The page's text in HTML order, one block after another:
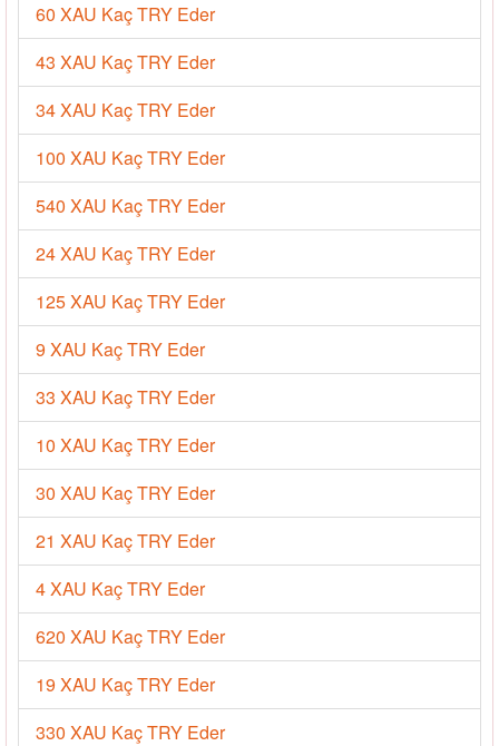
60 XAU Kaç TRY Eder
43 XAU Kaç TRY Eder
34 XAU Kaç TRY Eder
100 XAU Kaç TRY Eder
540 XAU Kaç TRY Eder
24 XAU Kaç TRY Eder
125 XAU Kaç TRY Eder
9 XAU Kaç TRY Eder
33 XAU Kaç TRY Eder
10 XAU Kaç TRY Eder
30 XAU Kaç TRY Eder
21 XAU Kaç TRY Eder
4 XAU Kaç TRY Eder
620 XAU Kaç TRY Eder
19 XAU Kaç TRY Eder
330 XAU Kaç TRY Eder